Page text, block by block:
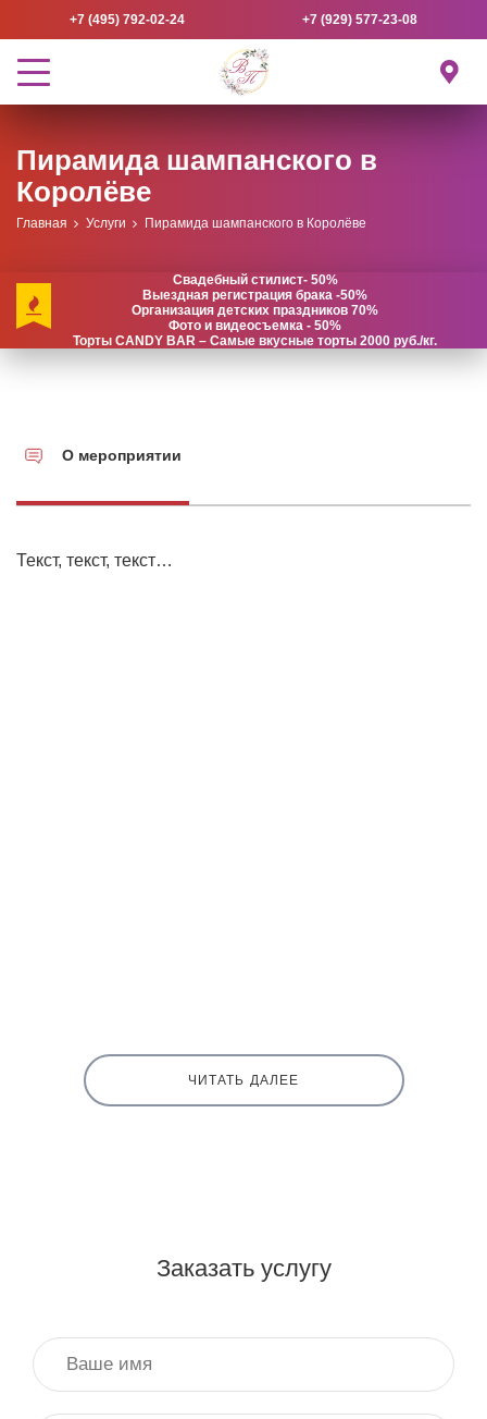
+7 (495) 792-02-24 +7 (929) 577-23-08
Пирамида шампанского в
Королёве
Главная Услуги Пирамида шампанского в Королёве
Свадебный стилист- 50%
Выездная регистрация брака -50%
Организация детских праздников 70%
Фото и видеосъемка - 50%
Торты CANDY BAR – Самые вкусные торты 2000 руб./кг.
О мероприятии
Текст, текст, текст…
ЧИТАТЬ ДАЛЕЕ
Заказать услугу